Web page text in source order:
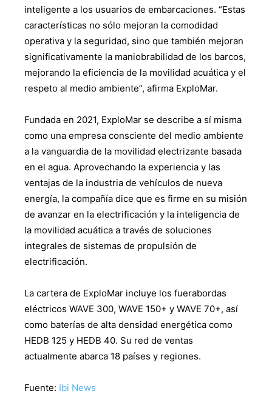
inteligente a los usuarios de embarcaciones. “Estas
características no sólo mejoran la comodidad
operativa y la seguridad, sino que también mejoran
significativamente la maniobrabilidad de los barcos,
mejorando la eficiencia de la movilidad acuática y el
respeto al medio ambiente”, afirma ExploMar.
Fundada en 2021, ExploMar se describe a sí misma
como una empresa consciente del medio ambiente
a la vanguardia de la movilidad electrizante basada
en el agua. Aprovechando la experiencia y las
ventajas de la industria de vehículos de nueva
energía, la compañía dice que es firme en su misión
de avanzar en la electrificación y la inteligencia de
la movilidad acuática a través de soluciones
integrales de sistemas de propulsión de
electrificación.
La cartera de ExploMar incluye los fuerabordas
eléctricos WAVE 300, WAVE 150+ y WAVE 70+, así
como baterías de alta densidad energética como
HEDB 125 y HEDB 40. Su red de ventas
actualmente abarca 18 países y regiones.
Fuente: Ibi News